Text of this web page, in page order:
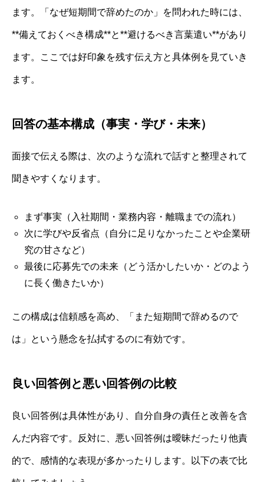
ます。「なぜ短期間で辞めたのか」を問われた時には、
**備えておくべき構成**と**避けるべき言葉遣い**があり
ます。ここでは好印象を残す伝え方と具体例を見ていき
ます。
回答の基本構成（事実・学び・未来）
面接で伝える際は、次のような流れで話すと整理されて
聞きやすくなります。
まず事実（入社期間・業務内容・離職までの流れ）
次に学びや反省点（自分に足りなかったことや企業研
究の甘さなど）
最後に応募先での未来（どう活かしたいか・どのよう
に長く働きたいか）
この構成は信頼感を高め、「また短期間で辞めるので
は」という懸念を払拭するのに有効です。
良い回答例と悪い回答例の比較
良い回答例は具体性があり、自分自身の責任と改善を含
んだ内容です。反対に、悪い回答例は曖昧だったり他責
的で、感情的な表現が多かったりします。以下の表で比